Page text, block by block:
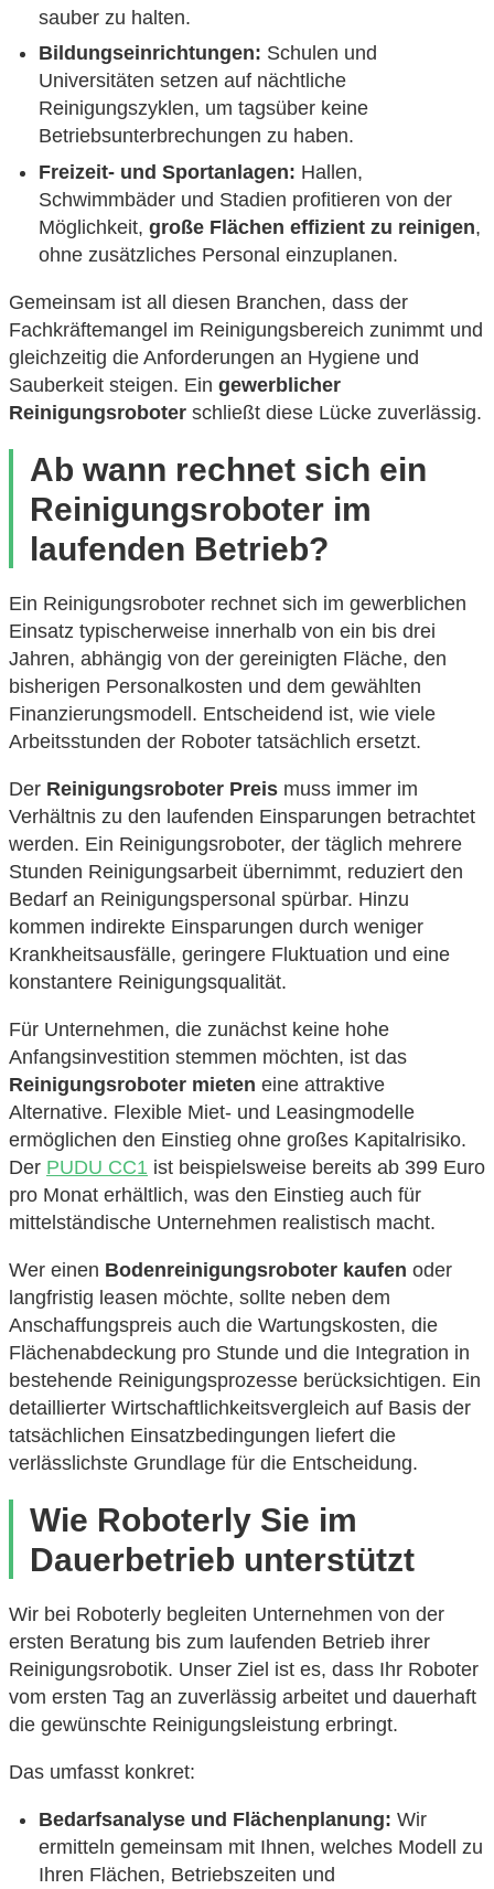
sauber zu halten.
Bildungseinrichtungen: Schulen und
Universitäten setzen auf nächtliche
Reinigungszyklen, um tagsüber keine
Betriebsunterbrechungen zu haben.
Freizeit- und Sportanlagen: Hallen,
Schwimmbäder und Stadien profitieren von der
Möglichkeit, große Flächen effizient zu reinigen,
ohne zusätzliches Personal einzuplanen.
Gemeinsam ist all diesen Branchen, dass der
Fachkräftemangel im Reinigungsbereich zunimmt und
gleichzeitig die Anforderungen an Hygiene und
Sauberkeit steigen. Ein gewerblicher
Reinigungsroboter schließt diese Lücke zuverlässig.
Ab wann rechnet sich ein
Reinigungsroboter im
laufenden Betrieb?
Ein Reinigungsroboter rechnet sich im gewerblichen
Einsatz typischerweise innerhalb von ein bis drei
Jahren, abhängig von der gereinigten Fläche, den
bisherigen Personalkosten und dem gewählten
Finanzierungsmodell. Entscheidend ist, wie viele
Arbeitsstunden der Roboter tatsächlich ersetzt.
Der Reinigungsroboter Preis muss immer im
Verhältnis zu den laufenden Einsparungen betrachtet
werden. Ein Reinigungsroboter, der täglich mehrere
Stunden Reinigungsarbeit übernimmt, reduziert den
Bedarf an Reinigungspersonal spürbar. Hinzu
kommen indirekte Einsparungen durch weniger
Krankheitsausfälle, geringere Fluktuation und eine
konstantere Reinigungsqualität.
Für Unternehmen, die zunächst keine hohe
Anfangsinvestition stemmen möchten, ist das
Reinigungsroboter mieten eine attraktive
Alternative. Flexible Miet- und Leasingmodelle
ermöglichen den Einstieg ohne großes Kapitalrisiko.
Der PUDU CC1 ist beispielsweise bereits ab 399 Euro
pro Monat erhältlich, was den Einstieg auch für
mittelständische Unternehmen realistisch macht.
Wer einen Bodenreinigungsroboter kaufen oder
langfristig leasen möchte, sollte neben dem
Anschaffungspreis auch die Wartungskosten, die
Flächenabdeckung pro Stunde und die Integration in
bestehende Reinigungsprozesse berücksichtigen. Ein
detaillierter Wirtschaftlichkeitsvergleich auf Basis der
tatsächlichen Einsatzbedingungen liefert die
verlässlichste Grundlage für die Entscheidung.
Wie Roboterly Sie im
Dauerbetrieb unterstützt
Wir bei Roboterly begleiten Unternehmen von der
ersten Beratung bis zum laufenden Betrieb ihrer
Reinigungsrobotik. Unser Ziel ist es, dass Ihr Roboter
vom ersten Tag an zuverlässig arbeitet und dauerhaft
die gewünschte Reinigungsleistung erbringt.
Das umfasst konkret:
Bedarfsanalyse und Flächenplanung: Wir
ermitteln gemeinsam mit Ihnen, welches Modell zu
Ihren Flächen, Betriebszeiten und